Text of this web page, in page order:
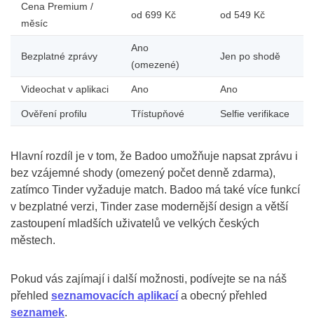
Cena Premium /
měsíc
od 699 Kč od 549 Kč
Bezplatné zprávy
Ano
(omezené)
Jen po shodě
Videochat v aplikaci Ano Ano
Ověření profilu Třístupňové Selfie verifikace
Hlavní rozdíl je v tom, že Badoo umožňuje napsat zprávu i
bez vzájemné shody (omezený počet denně zdarma),
zatímco Tinder vyžaduje match. Badoo má také více funkcí
v bezplatné verzi, Tinder zase modernější design a větší
zastoupení mladších uživatelů ve velkých českých
městech.
Pokud vás zajímají i další možnosti, podívejte se na náš
přehled seznamovacích aplikací a obecný přehled
seznamek.